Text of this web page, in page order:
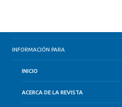
INFORMACIÓN PARA
INICIO
ACERCA DE LA REVISTA